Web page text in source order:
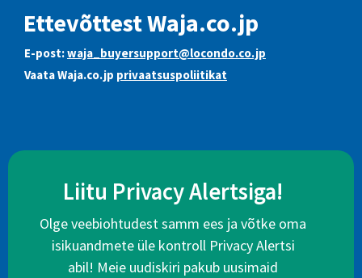
Ettevõttest Waja.co.jp
E-post:waja_buyersupport@locondo.co.jp
Vaata Waja.co.jp privaatsuspoliitikat
Liitu Privacy Alertsiga!
Olge veebiohtudest samm ees ja võtke oma
isikuandmete üle kontroll Privacy Alertsi
abil! Meie uudiskiri pakub uusimaid